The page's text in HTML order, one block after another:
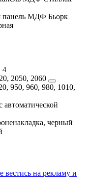
МДФ Бьорк
4
2050, 2060
950, 960, 980, 1010,
автоматической
черный